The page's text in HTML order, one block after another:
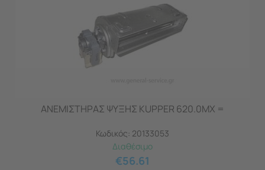
ΑΝΕΜΙΣΤΗΡΑΣ ΨΥΞΗΣ KUPPER 620.0MX =
Κωδικός: 20133053
Διαθέσιμο
€56.61